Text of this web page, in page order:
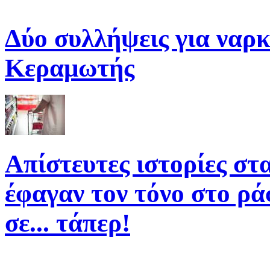
Δύο συλλήψεις για
Κεραμωτής
Απίστευτες ιστορίες
έφαγαν τον τόνο στο
σε... τάπερ!